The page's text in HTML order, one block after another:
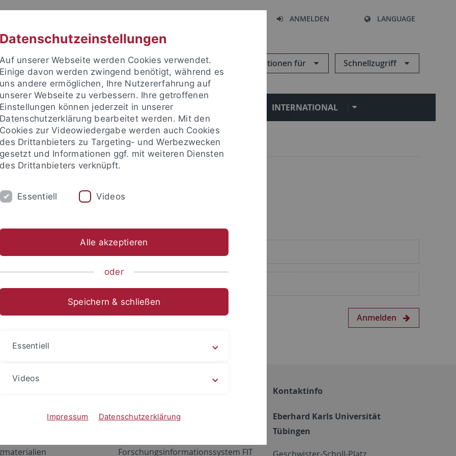
ANMELDEN LANGUAGE
Informationen für Schnellzugriff
FORSCHUNG EINRICHTUNGEN INTERNATIONAL
um sich anzumelden:
Anmelden
Netzwerk
ALMA
Forschungsinformationssystem FIT
Kontaktinfo
Eberhard Karls Universität
Tübingen
Datenschutzeinstellungen
Auf unserer Webseite werden Cookies verwendet.
Einige davon werden zwingend benötigt, während es
uns andere ermöglichen, Ihre Nutzererfahrung auf
unserer Webseite zu verbessern. Ihre getroffenen
Einstellungen können jederzeit in unserer
Datenschutzerklärung bearbeitet werden. Mit den
Cookies zur Videowiedergabe werden auch Cookies
des Drittanbieters zu Targeting- und Werbezwecken
gesetzt und Informationen ggf. mit weiteren Diensten
des Drittanbieters verknüpft.
Essentiell Videos
Alle akzeptieren
oder
Speichern & schließen
Essentiell
Videos
Impressum Datenschutzerklärung